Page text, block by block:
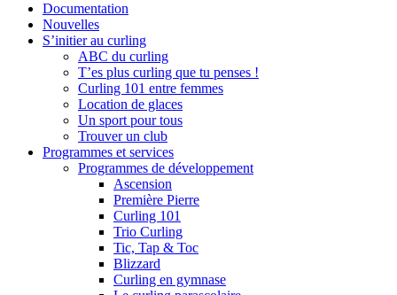
Documentation
Nouvelles
S’initier au curling
ABC du curling
T’es plus curling que tu penses !
Curling 101 entre femmes
Location de glaces
Un sport pour tous
Trouver un club
Programmes et services
Programmes de développement
Ascension
Première Pierre
Curling 101
Trio Curling
Tic, Tap & Toc
Blizzard
Curling en gymnase